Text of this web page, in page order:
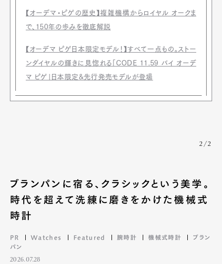
【オーデマ・ピゲの歴史】複雑機構からロイヤル オークま
で、150年の歩みを徹底解説
【オーデマ ピゲ日本限定モデル！】すべて一点もの。ストー
ンダイヤルの輝きに見惚れる「CODE 11.59 バイ オーデ
マ ピゲ」日本限定&先行発売モデルが登場
2/2
ブランパンに宿る、クラシックという美学。
時代を超えて洗練に磨きをかけた機械式
時計
PR Watches Featured 腕時計 機械式時計
ブラン
パン
2026.07.28